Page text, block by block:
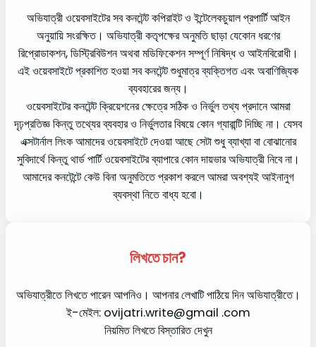
অভিযাত্রী ওয়েবসাইটের সব কনটেন্ট কপিরাইট ও ইন্টেলেকচুয়াল প্রপার্টি আইন
অনুয়ায়ি সংরক্ষিত। অভিযাত্রী কতৃপক্ষের অনুমতি ছাড়া যেকোন ধরণের
রিপ্রোডাকশন, ডিস্ট্রিবিউশন অথবা মডিফিকেশন সম্পূর্ণ নিষিদ্ধ ও আইনবিরোধী।
এই ওয়েবসাইটে প্রকাশিত হওয়া সব কনটেন্ট শুধুমাত্র ব্যক্তিগত এবং অবাণিজ্যিক
ব্যবহারের জন্য।
ওয়েবসাইটের কনটেন্ট ক্রিয়েশনের ক্ষেত্রে সঠিক ও নির্ভুল তথ্য প্রদানে আমরা
দৃঢ়প্রতিজ্ঞ কিন্তু তথ্যের ব্যবহার ও নির্ভুলতার বিষয়ে কোন গ্যারান্টি দিচ্ছি না। যেসব
এক্সটার্নাল লিংক আমাদের ওয়েবসাইটে দেওয়া আছে সেটা শুধু ব্যাখ্যা বা বোঝানোর
সুবিদার্থে কিন্তু থার্ড পার্টি ওয়েবসাইটের ব্যাপারে কোন দায়ভার অভিযাত্রী নিবে না।
আমাদের কনটেন্টে কেউ বিনা অনুমতিতে প্রকাশ করলে আমরা অবশ্যই আইনানুগ
ব্যবস্থা নিতে বাধ্য হবো।
লিখতে চান?
অভিযাত্রীতে লিখতে পারেন আপনিও। আপনার লেখাটি পাঠিয়ে দিন অভিযাত্রীতে।
ই-মেইল: ovijatri.write@gmail .com
নিয়মিত লিখতে বিস্তারিত দেখুন